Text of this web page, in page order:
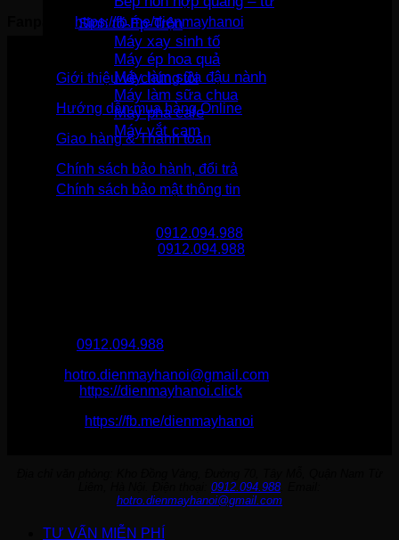
Sinh tố-Ép-Trộn
Máy xay sinh tố
Máy ép hoa quả
Máy làm sữa đậu nành
Máy làm sữa chua
Máy pha cafe
Máy vắt cam
https://fb.me/dienmayhanoi
Giới thiệu về chúng tôi
Hướng dẫn mua hàng Online
Giao hàng & Thanh toán
Chính sách bảo hành, đổi trả
Chính sách bảo mật thông tin
0912.094.988
0912.094.988
0912.094.988
hotro.dienmayhanoi@gmail.com
https://dienmayhanoi.click
https://fb.me/dienmayhanoi
0912.094.988. Email:
hotro.dienmayhanoi@gmail.com
TƯ VẤN MIỄN PHÍ